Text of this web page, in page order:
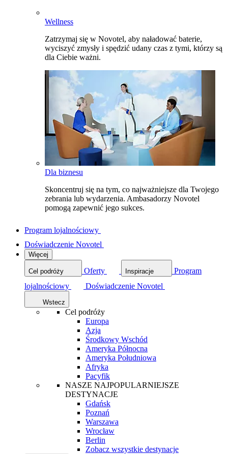
Wellness
Zatrzymaj się w Novotel, aby naładować baterie,
wyciszyć zmysły i spędzić udany czas z tymi, którzy są
dla Ciebie ważni.
Dla biznesu
Skoncentruj się na tym, co najważniejsze dla Twojego
zebrania lub wydarzenia. Ambasadorzy Novotel
pomogą zapewnić jego sukces.
Program lojalnościowy
Doświadczenie Novotel
Więcej
Cel podróży Oferty Inspiracje
Program
lojalnościowy
Doświadczenie Novotel
Wstecz
Cel podróży
Europa
Azja
Środkowy Wschód
Ameryka Północna
Ameryka Południowa
Afryka
Pacyfik
NASZE NAJPOPULARNIEJSZE
DESTYNACJE
Gdańsk
Poznań
Warszawa
Wrocław
Berlin
Zobacz wszystkie destynacje